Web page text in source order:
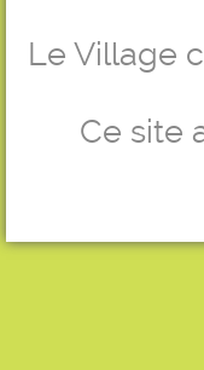
Le Village
Ce site